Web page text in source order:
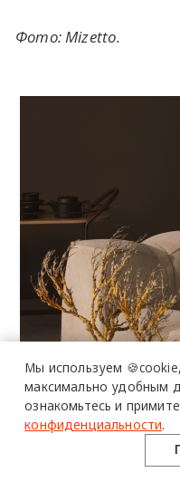
Фото: Mizetto.
Мы используем 🍪cookie,
максимально удобным
ознакомьтесь и
конфиденциальности.